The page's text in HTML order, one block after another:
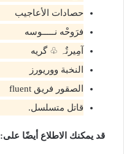
حصادات الأعاجيب
فرَوحْه نـــــوسه
آمِيرتٌہ ♧ گريه
النخبة ووريورز
الصقور فريق fluent
قاتل متسلسل.
قد يمكنك الاطلاع أيضًا على: